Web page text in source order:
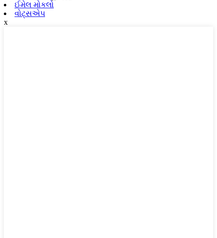
ઈમેલ મોકલો
વોટ્સએપ
x